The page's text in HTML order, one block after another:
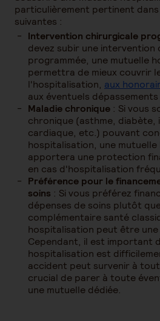
particulièrement pertinent
suivantes :
Intervention chirurgicale
devez subir une intervention
programmée, une mutuelle
permettra de mieux couvrir
l'hospitalisation, aux
aux éventuels
Maladie chronique : Si vous
chronique (asthme, diabète,
cardiaque, etc.) pouvant
hospitalisation, une
apportera une protection
en cas d'hospitalisation
Préférence pour le
soins : Si vous préférez
dépenses de soins plutôt
complémentaire santé
hospitalisation peut être
Cependant, il est important
hospitalisation est
accident peut survenir à
crucial de parer à toute
une mutuelle dédiée.